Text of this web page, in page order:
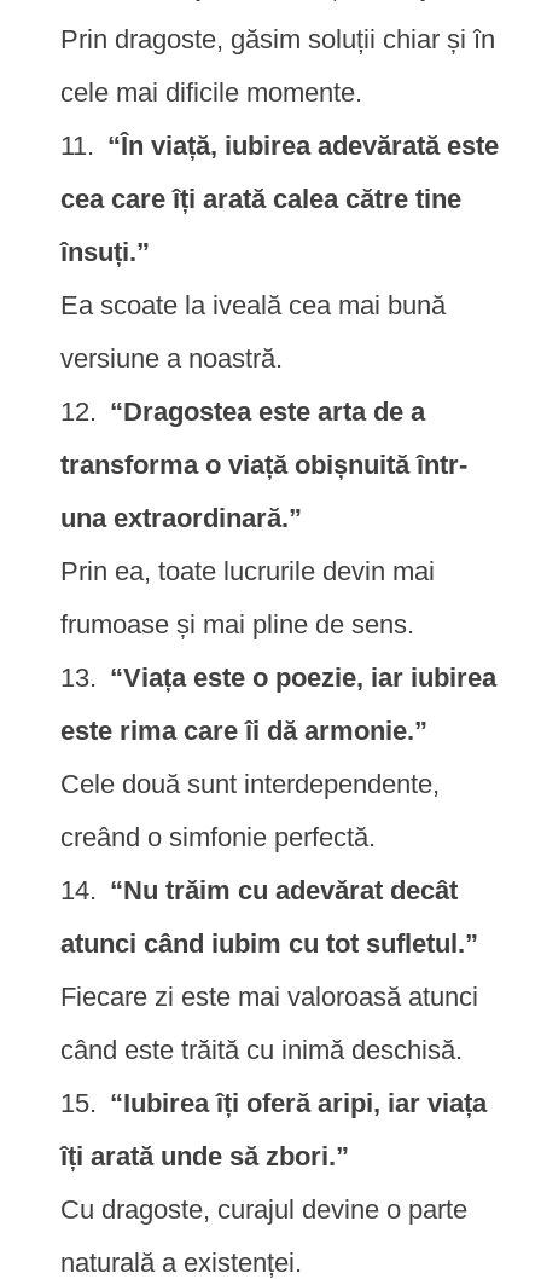
Prin dragoste, găsim soluții chiar și în
cele mai dificile momente.
“În viață, iubirea adevărată este
cea care îți arată calea către tine
însuți.”
Ea scoate la iveală cea mai bună
versiune a noastră.
“Dragostea este arta de a
transforma o viață obișnuită într-
una extraordinară.”
Prin ea, toate lucrurile devin mai
frumoase și mai pline de sens.
“Viața este o poezie, iar iubirea
este rima care îi dă armonie.”
Cele două sunt interdependente,
creând o simfonie perfectă.
“Nu trăim cu adevărat decât
atunci când iubim cu tot sufletul.”
Fiecare zi este mai valoroasă atunci
când este trăită cu inimă deschisă.
“Iubirea îți oferă aripi, iar viața
îți arată unde să zbori.”
Cu dragoste, curajul devine o parte
naturală a existenței.